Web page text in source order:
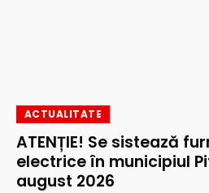
ACTUALITATE
ATENȚIE! Se sistează
electrice în municipiul
august 2026